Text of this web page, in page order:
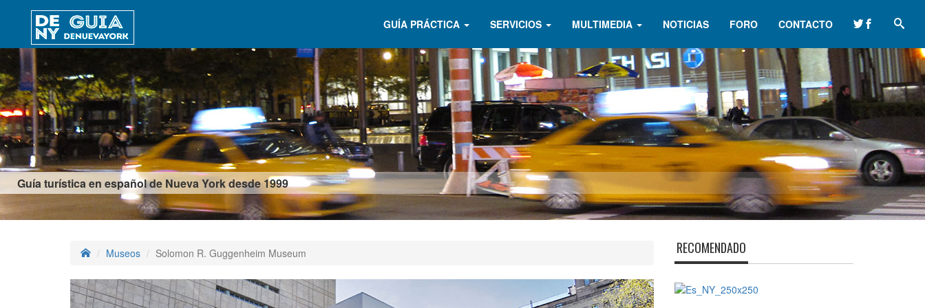
Guía turística en español de Nueva York desde 1999
GUÍA PRÁCTICA SERVICIOS MULTIMEDIA NOTICIAS FORO CONTACTO
Museos Solomon R. Guggenheim Museum RECOMENDADO